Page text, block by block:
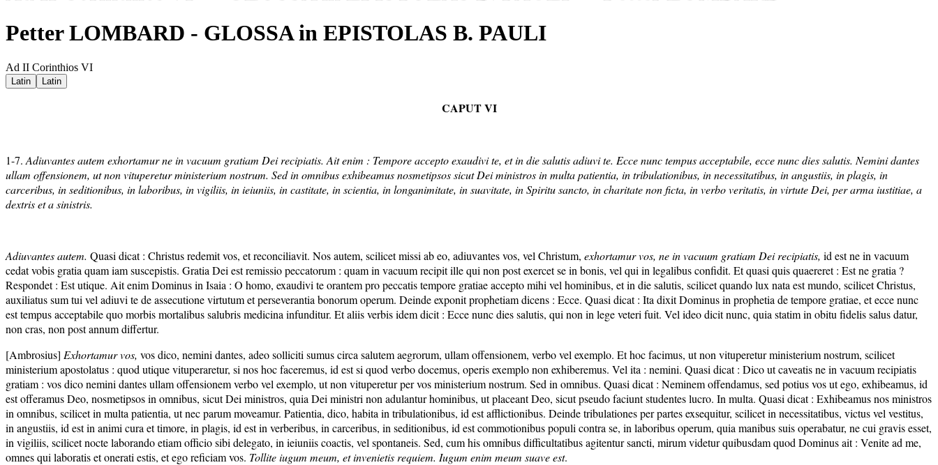
Petter LOMBARD - GLOSSA in EPISTOLAS B. PAULI
Ad II Corinthios VI
Latin Latin
CAPUT VI
1-7. Adiuvantes autem exhortamur ne in vacuum gratiam Dei recipiatis. Ait enim : Tempore accepto exaudivi te, et in die salutis adiuvi te. Ecce nunc tempus acceptabile, ecce nunc dies salutis. Nemini dantes
ullam offensionem, ut non vituperetur ministerium nostrum. Sed in omnibus exhibeamus nosmetipsos sicut Dei ministros in multa patientia, in tribulationibus, in necessitatibus, in angustiis, in plagis, in
carceribus, in seditionibus, in laboribus, in vigiliis, in ieiuniis, in castitate, in scientia, in longanimitate, in suavitate, in Spiritu sancto, in charitate non ficta, in verbo veritatis, in virtute Dei, per arma iustitiae, a
dextris et a sinistris.
Adiuvantes autem. Quasi dicat : Christus redemit vos, et reconciliavit. Nos autem, scilicet missi ab eo, adiuvantes vos, vel Christum, exhortamur vos, ne in vacuum gratiam Dei recipiatis, id est ne in vacuum
cedat vobis gratia quam iam suscepistis. Gratia Dei est remissio peccatorum : quam in vacuum recipit ille qui non post exercet se in bonis, vel qui in legalibus confidit. Et quasi quis quaereret : Est ne gratia ?
Respondet : Est utique. Ait enim Dominus in Isaia : O homo, exaudivi te orantem pro peccatis tempore gratiae accepto mihi vel hominibus, et in die salutis, scilicet quando lux nata est mundo, scilicet Christus,
auxiliatus sum tui vel adiuvi te de assecutione virtutum et perseverantia bonorum operum. Deinde exponit prophetiam dicens : Ecce. Quasi dicat : Ita dixit Dominus in prophetia de tempore gratiae, et ecce nunc
est tempus acceptabile quo morbis mortalibus salubris medicina infunditur. Et aliis verbis idem dicit : Ecce nunc dies salutis, qui non in lege veteri fuit. Vel ideo dicit nunc, quia statim in obitu fidelis salus datur,
non cras, non post annum differtur.
[Ambrosius] Exhortamur vos, vos dico, nemini dantes, adeo solliciti sumus circa salutem aegrorum, ullam offensionem, verbo vel exemplo. Et hoc facimus, ut non vituperetur ministerium nostrum, scilicet
ministerium apostolatus : quod utique vituperaretur, si nos hoc faceremus, id est si quod verbo docemus, operis exemplo non exhiberemus. Vel ita : nemini. Quasi dicat : Dico ut caveatis ne in vacuum recipiatis
gratiam : vos dico nemini dantes ullam offensionem verbo vel exemplo, ut non vituperetur per vos ministerium nostrum. Sed in omnibus. Quasi dicat : Neminem offendamus, sed potius vos ut ego, exhibeamus, id
est offeramus Deo, nosmetipsos in omnibus, sicut Dei ministros, quia Dei ministri non adulantur hominibus, ut placeant Deo, sicut pseudo faciunt studentes lucro. In multa. Quasi dicat : Exhibeamus nos ministros
in omnibus, scilicet in multa patientia, ut nec parum moveamur. Patientia, dico, habita in tribulationibus, id est afflictionibus. Deinde tribulationes per partes exsequitur, scilicet in necessitatibus, victus vel vestitus,
in angustiis, id est in animi cura et timore, in plagis, id est in verberibus, in carceribus, in seditionibus, id est commotionibus populi contra se, in laboribus operum, quia manibus suis operabatur, ne cui gravis esset,
in vigiliis, scilicet nocte laborando etiam officio sibi delegato, in ieiuniis coactis, vel spontaneis. Sed, cum his omnibus difficultatibus agitentur sancti, mirum videtur quibusdam quod Dominus ait : Venite ad me,
omnes qui laboratis et onerati estis, et ego reficiam vos. Tollite iugum meum, et invenietis requiem. Iugum enim meum suave est.